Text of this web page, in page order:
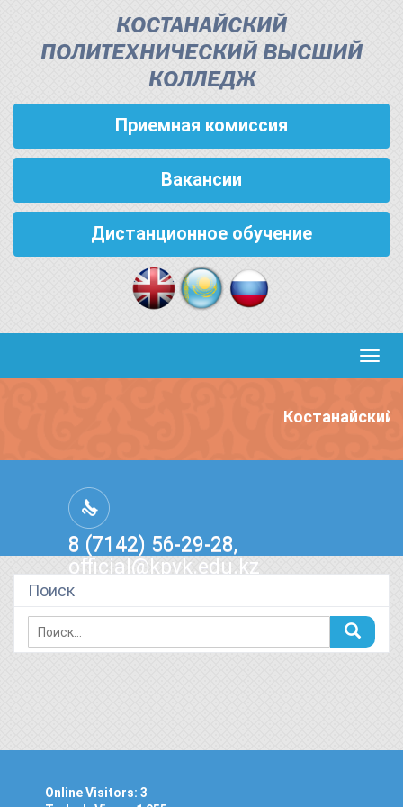
КОСТАНАЙСКИЙ
ПОЛИТЕХНИЧЕСКИЙ ВЫСШИЙ
КОЛЛЕДЖ
Приемная комиссия
Вакансии
Дистанционное обучение
Костанайский
8 (7142) 56-29-28,
official@kpvk.edu.kz
г.Костанай, Проспект Кобыланды
Батыра, 3
Поиск
Online Visitors: 3